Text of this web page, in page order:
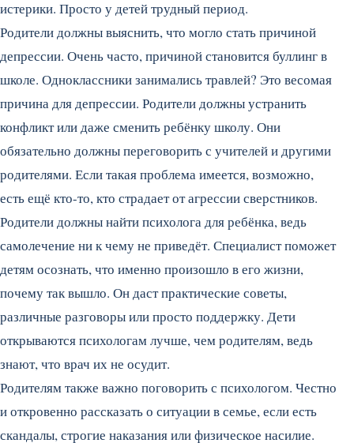
истерики. Просто у детей трудный период.
Родители должны выяснить, что могло стать причиной
депрессии. Очень часто, причиной становится буллинг в
школе. Одноклассники занимались травлей? Это весомая
причина для депрессии. Родители должны устранить
конфликт или даже сменить ребёнку школу. Они
обязательно должны переговорить с учителей и другими
родителями. Если такая проблема имеется, возможно,
есть ещё кто-то, кто страдает от агрессии сверстников.
Родители должны найти психолога для ребёнка, ведь
самолечение ни к чему не приведёт. Специалист поможет
детям осознать, что именно произошло в его жизни,
почему так вышло. Он даст практические советы,
различные разговоры или просто поддержку. Дети
открываются психологам лучше, чем родителям, ведь
знают, что врач их не осудит.
Родителям также важно поговорить с психологом. Честно
и откровенно рассказать о ситуации в семье, если есть
скандалы, строгие наказания или физическое насилие.